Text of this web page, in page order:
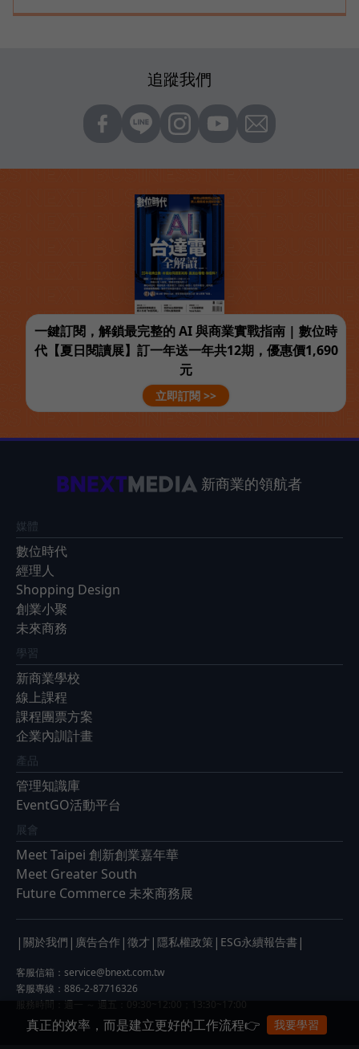
追蹤我們
一鍵訂閱，解鎖最完整的 AI 與商業實戰指南 | 數位時
代【夏日閱讀展】訂一年送一年共12期，優惠價1,690
元
立即訂閱 >>
新商業的領航者
媒體
數位時代
經理人
Shopping Design
創業小聚
未來商務
學習
新商業學校
線上課程
課程團票方案
企業內訓計畫
產品
管理知識庫
EventGO活動平台
展會
Meet Taipei 創新創業嘉年華
Meet Greater South
Future Commerce 未來商務展
| 關於我們 | 廣告合作 | 徵才 | 隱私權政策 | ESG永續報告書 |
客服信箱： service@bnext.com.tw
客服專線：886-2-87716326
服務時間：週一 ～ 週五：09:30~12:00；13:30~17:00
真正的效率，而是建立更好的工作流程👉 我要學習